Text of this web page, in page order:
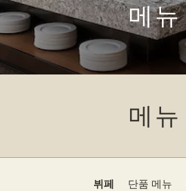
메뉴
메뉴
뷔페 단품 메뉴